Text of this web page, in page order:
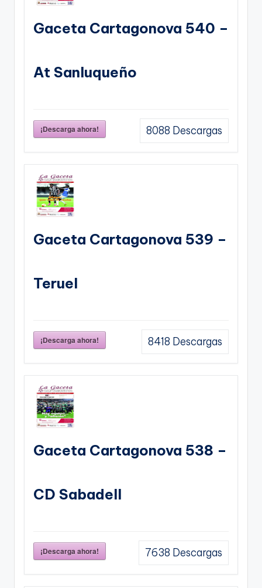
Gaceta Cartagonova 540 –
At Sanluqueño
¡Descarga ahora! 8088 Descargas
Gaceta Cartagonova 539 –
Teruel
¡Descarga ahora! 8418 Descargas
Gaceta Cartagonova 538 –
CD Sabadell
¡Descarga ahora! 7638 Descargas